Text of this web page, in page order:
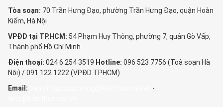
Tòa soạn: 70 Trần Hưng Đạo, phường Trần Hưng Đạo, quận Hoàn
Kiếm, Hà Nội
VPĐD tại TP.HCM: 54 Phạm Huy Thông, phường 7, quận Gò Vấp,
Thành phố Hồ Chí Minh
Điện thoại: 024 6 254 3519 Hotline: 096 523 7756 (Toà soạn Hà
Nội) / 091 122 1222 (VPĐD TPHCM)
Email:
-